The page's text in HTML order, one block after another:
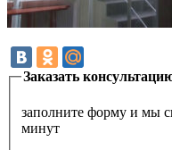
Заказать
заполните форму и мы
минут